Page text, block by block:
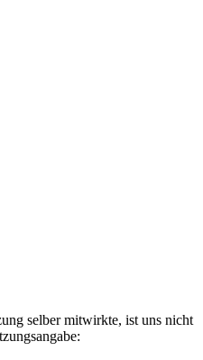
selber mitwirkte, ist uns nicht